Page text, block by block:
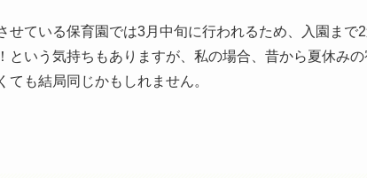
せている保育園では3月中旬に行われるため、入園まで
という気持ちもありますが、私の場合、昔から夏休み
も結局同じかもしれません。